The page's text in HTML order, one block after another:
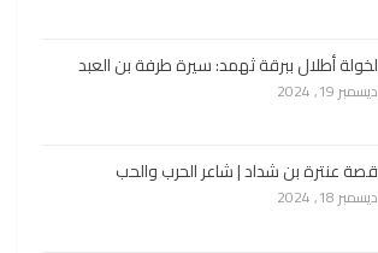
لخولة أطلال ببرقة ثهمد: سيرة طرفة بن العبد
ديسمبر 19, 2024
قصة عنترة بن شداد | شاعر الحرب والحب
ديسمبر 18, 2024